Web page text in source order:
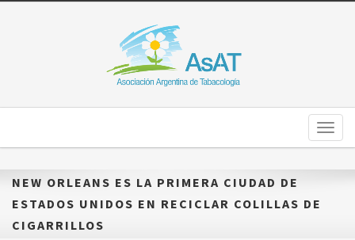
NEW ORLEANS ES LA PRIMERA CIUDAD DE
ESTADOS UNIDOS EN RECICLAR COLILLAS DE
CIGARRILLOS